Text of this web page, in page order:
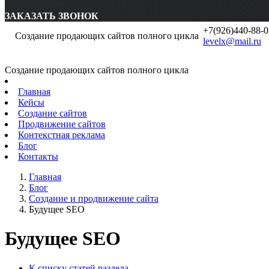
ЗАКАЗАТЬ ЗВОНОК
Создание продающих сайтов полного цикла
+7(926)440-88-
levelx@mail.ru
Создание продающих сайтов полного цикла
Главная
Кейсы
Создание сайтов
Продвижение сайтов
Контекстная реклама
Блог
Контакты
Главная
Блог
Создание и продвижение сайта
Будущее SEO
Будущее SEO